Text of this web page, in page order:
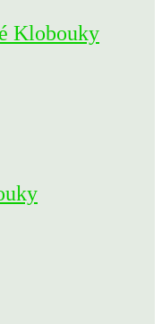
Klobouky